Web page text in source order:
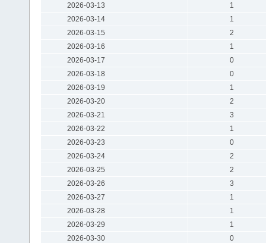
2026-03-13
1
2026-03-14
1
2026-03-15
2
2026-03-16
1
2026-03-17
0
2026-03-18
0
2026-03-19
1
2026-03-20
2
2026-03-21
3
2026-03-22
1
2026-03-23
0
2026-03-24
2
2026-03-25
2
2026-03-26
3
2026-03-27
1
2026-03-28
1
2026-03-29
1
2026-03-30
0